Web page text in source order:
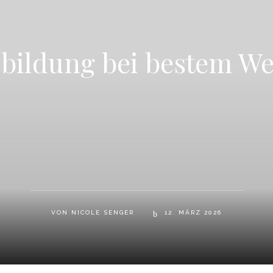
bei bestem
VON NICOLE SENGER 12. MÄRZ 2026